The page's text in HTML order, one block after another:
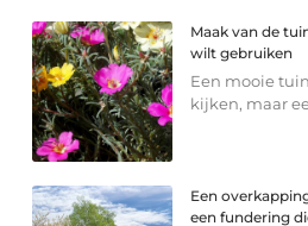
Maak van de
wilt gebruiken
Een mooie
kijken, maar
Een
een fundering